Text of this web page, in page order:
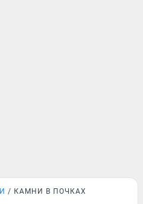
КАМНИ В ПОЧКАХ